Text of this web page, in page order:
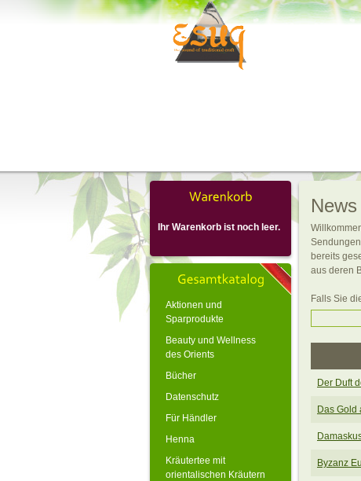
Ihr Warenkorb ist noch leer.
Aktionen und
Sparprodukte
Beauty und Wellness
des Orients
Bücher
Datenschutz
Für Händler
Henna
Kräutertee mit
orientalischen Kräutern
News
bereits
aus deren
Falls Sie
Der Duft
Das Gold
Byzanz